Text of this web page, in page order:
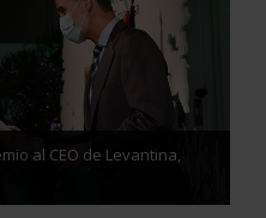
al CEO de Levantina,